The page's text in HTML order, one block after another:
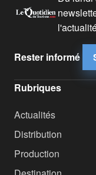
Rester informé
Rubriques
Actualités
Distribution
Production